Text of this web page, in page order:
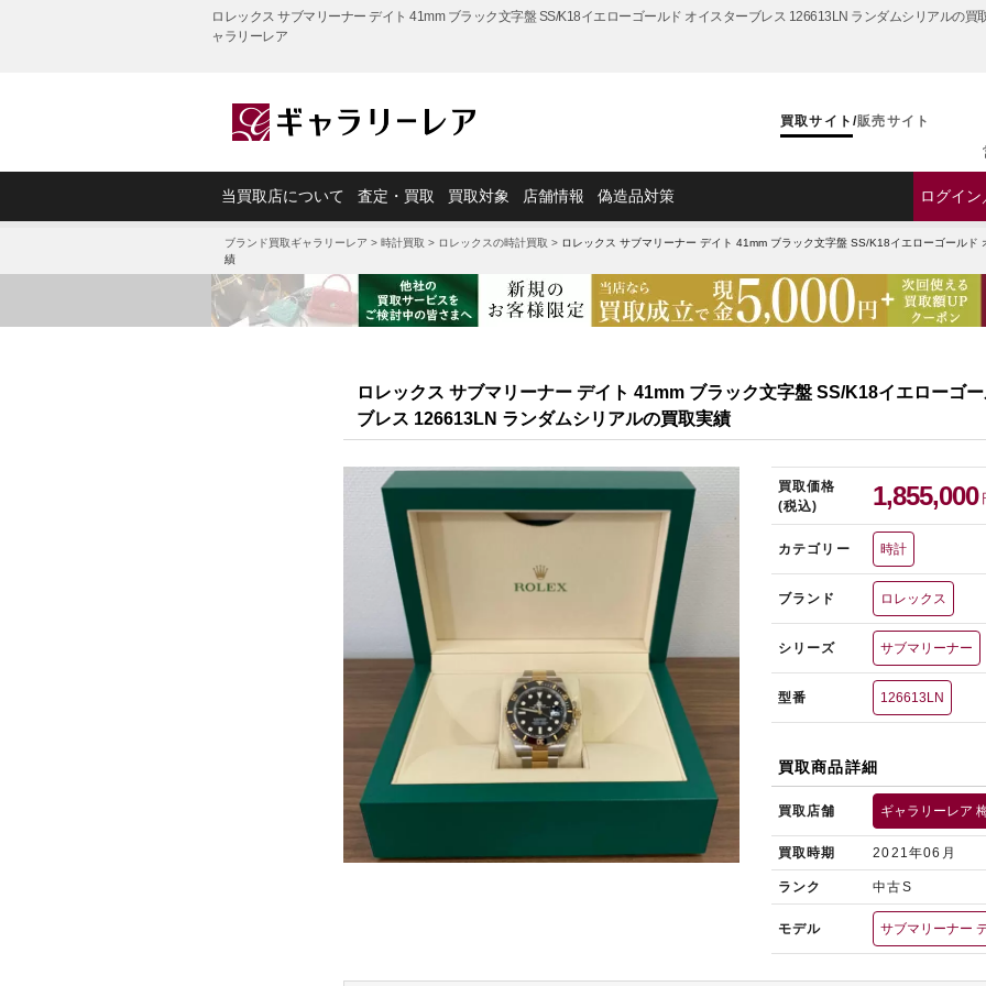
ロレックス サブマリーナー デイト 41mm ブラック文字盤 SS/K18イエローゴールド オイスターブレス 126613LN ランダムシリアルの
ャラリーレア
買取サイト /販売サイト
当買取店について 査定・買取 買取対象 店舗情報 偽造品対策 ログイ
ブランド買取ギャラリーレア>ロレックスの時計買取>サブマリーナー買取>サブマリーナーの買取実績
ロレックス サブマリーナー デイト 41mm
ブランド買取ギャラリーレア > 時計買取 > ロレックスの時計買取 > ロレックス サブマリーナー デイト 41mm ブラック文字盤 SS/K18イエローゴール
績
ロレックス サブマリーナー デイト 41mm ブラック文字盤 SS/K18イエローゴ
ブレス 126613LN ランダムシリアルの買取実績
買取価格
(税込)
1,855,000
カテゴリー 時計
ブランド ロレックス
シリーズ サブマリーナー
型番 126613LN
買取商品詳細
買取店舗 ギャラリーレア
買取時期 2021年06月
ランク 中古S
モデル サブマリーナー